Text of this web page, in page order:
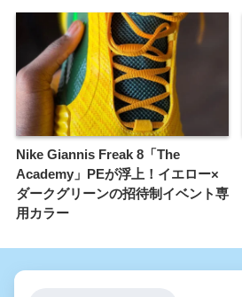
Nike Giannis Freak 8「The
Academy」PEが浮上！イエロー×
ダークグリーンの招待制イベント専
用カラー